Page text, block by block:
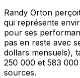
Randy Orton
qui représente
pour ses
pas en reste avec
dollars mensuels),
250 000 et 583
sources.